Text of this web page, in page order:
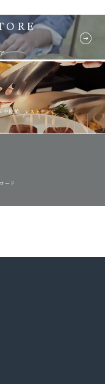
や旅館、レストランに
ード